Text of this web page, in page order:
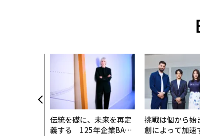
伝統を礎に、未来を再定
義する 125年企業BAT
挑戦は個から始
創によって加速